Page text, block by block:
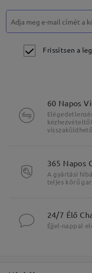
Fő
Frissítsen a
60 Napos
365 Napos
A gyártási
teljes körű
24/7 Élő
Éjjel-nappal